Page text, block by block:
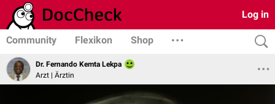
Log in
Community Flexikon Shop
Dr. Fernando Kemta Lekpa
Arzt | Ärztin